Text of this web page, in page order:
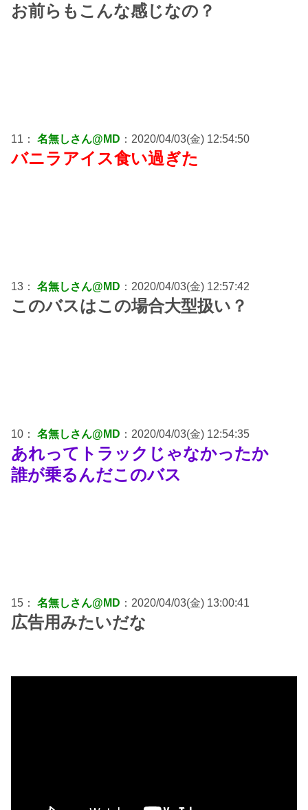
お前らもこんな感じなの？
11： 名無しさん@MD ：2020/04/03(金) 12:54:50
バニラアイス食い過ぎた
13： 名無しさん@MD ：2020/04/03(金) 12:57:42
このバスはこの場合大型扱い？
10： 名無しさん@MD ：2020/04/03(金) 12:54:35
あれってトラックじゃなかったか
誰が乗るんだこのバス
15： 名無しさん@MD ：2020/04/03(金) 13:00:41
広告用みたいだな